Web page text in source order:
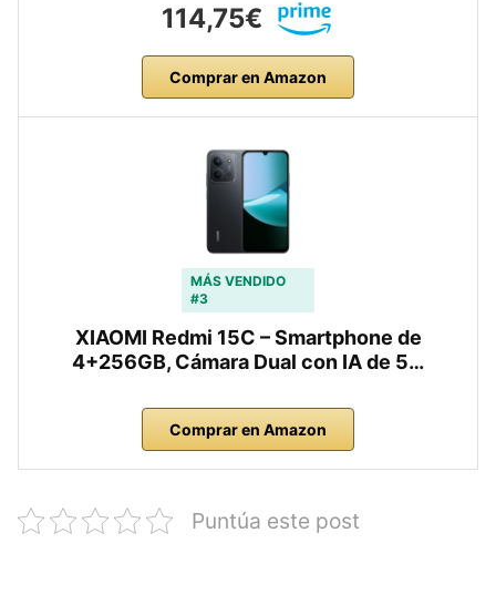
114,75€
Comprar en Amazon
MÁS VENDIDO
#3
XIAOMI Redmi 15C – Smartphone de
4+256GB, Cámara Dual con IA de 5…
Comprar en Amazon
Puntúa este post